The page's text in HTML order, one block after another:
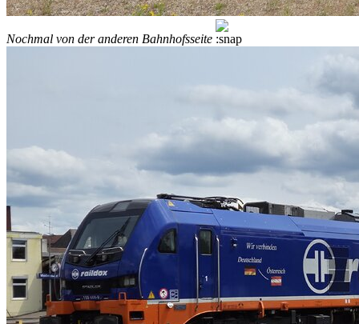
Nochmal von der anderen Bahnhofsseite